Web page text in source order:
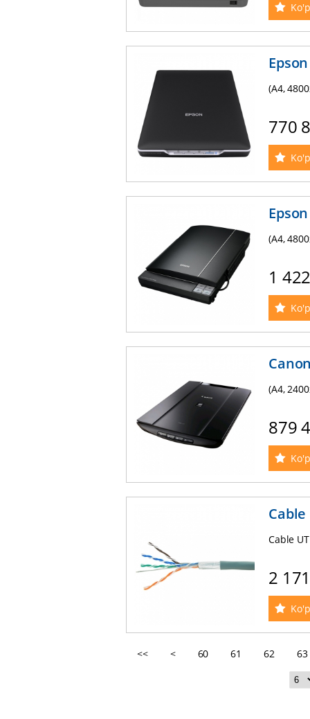
(A4,
770
(A4,
1
(A4,
879
Cable
Cable
2
<< < 60 61 62 63